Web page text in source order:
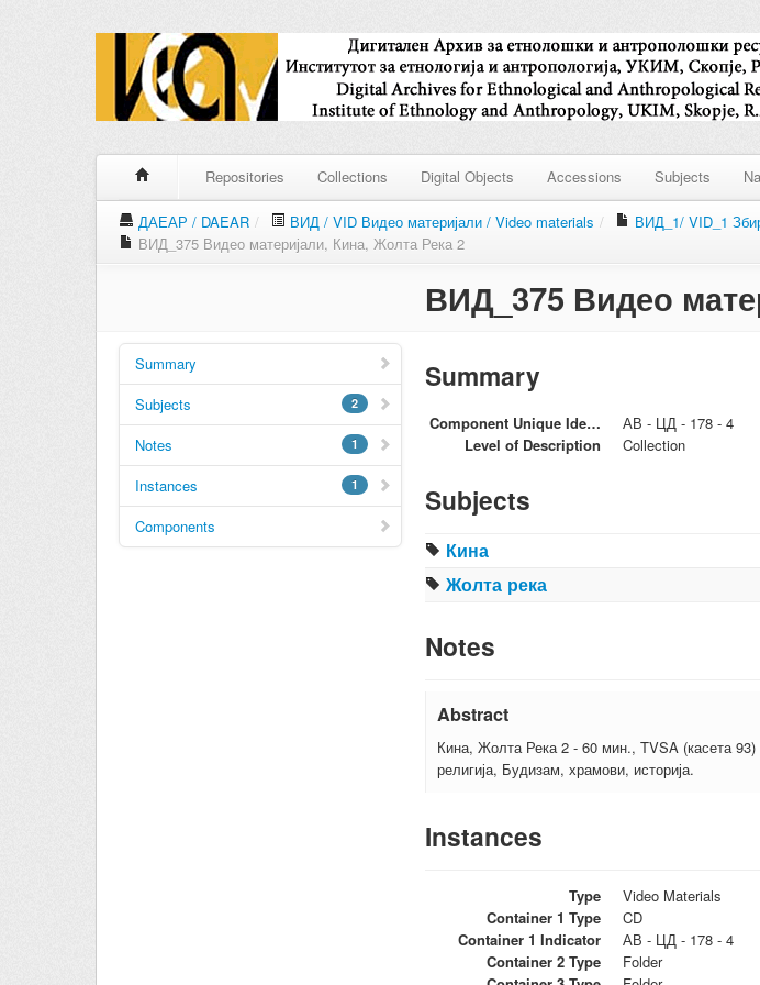
Repositories Collections Digital Objects Accessions Subjects
ДАЕАР / DAEAR / ВИД / VID Видео материјали / Video materials / ВИД_1/ VID_1
ВИД_375 Видео материјали, Кина, Жолта Река 2
ВИД_375 Видео
Summary
Subjects
2
Notes 1
Instances 1
Components
Summary
Component Unique IdentifierАВ - ЦД - 178 - 4
Level of Description
Collection
Subjects
Кина
Жолта река
Notes
Abstract
Кина, Жолта Река 2 - 60 мин., TVSA (касета 93)
религија, Будизам, храмови, историја.
Instances
Type
Video Materials
Container 1 Type
CD
Container 1 Indicator
АВ - ЦД - 178 - 4
Container 2 Type
Folder